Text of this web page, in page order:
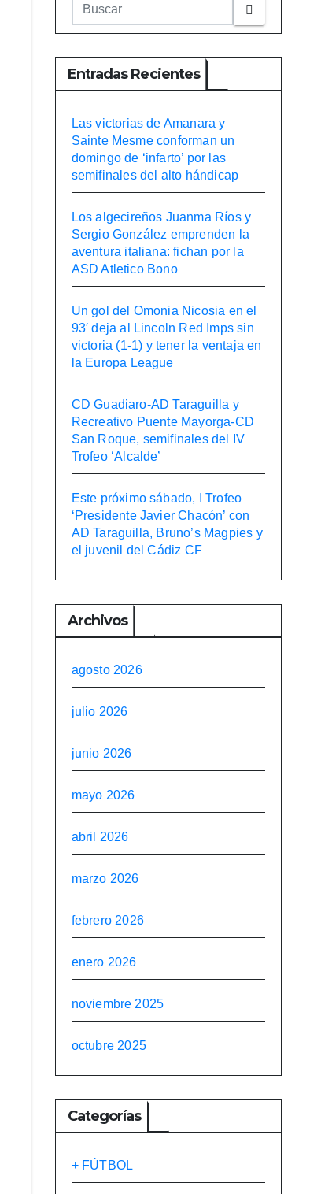
Entradas Recientes
Las victorias de Amanara y
Sainte Mesme conforman un
domingo de ‘infarto’ por las
semifinales del alto hándicap
Los algecireños Juanma Ríos y
Sergio González emprenden la
aventura italiana: fichan por la
ASD Atletico Bono
Un gol del Omonia Nicosia en el
93′ deja al Lincoln Red Imps sin
victoria (1-1) y tener la ventaja en
la Europa League
CD Guadiaro-AD Taraguilla y
Recreativo Puente Mayorga-CD
San Roque, semifinales del IV
Trofeo ‘Alcalde’
Este próximo sábado, I Trofeo
‘Presidente Javier Chacón’ con
AD Taraguilla, Bruno’s Magpies y
el juvenil del Cádiz CF
Archivos
agosto 2026
julio 2026
junio 2026
mayo 2026
abril 2026
marzo 2026
febrero 2026
enero 2026
noviembre 2025
octubre 2025
Categorías
+ FÚTBOL